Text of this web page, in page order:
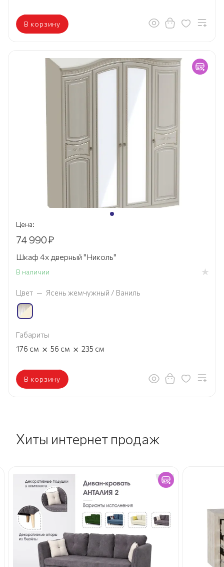
В корзину
Цена:
74 990₽
Шкаф 4х дверный "Николь"
В наличии
Цвет — Ясень жемчужный / Ваниль
Габариты
176 см × 56 см × 235 см
В корзину
Хиты интернет продаж